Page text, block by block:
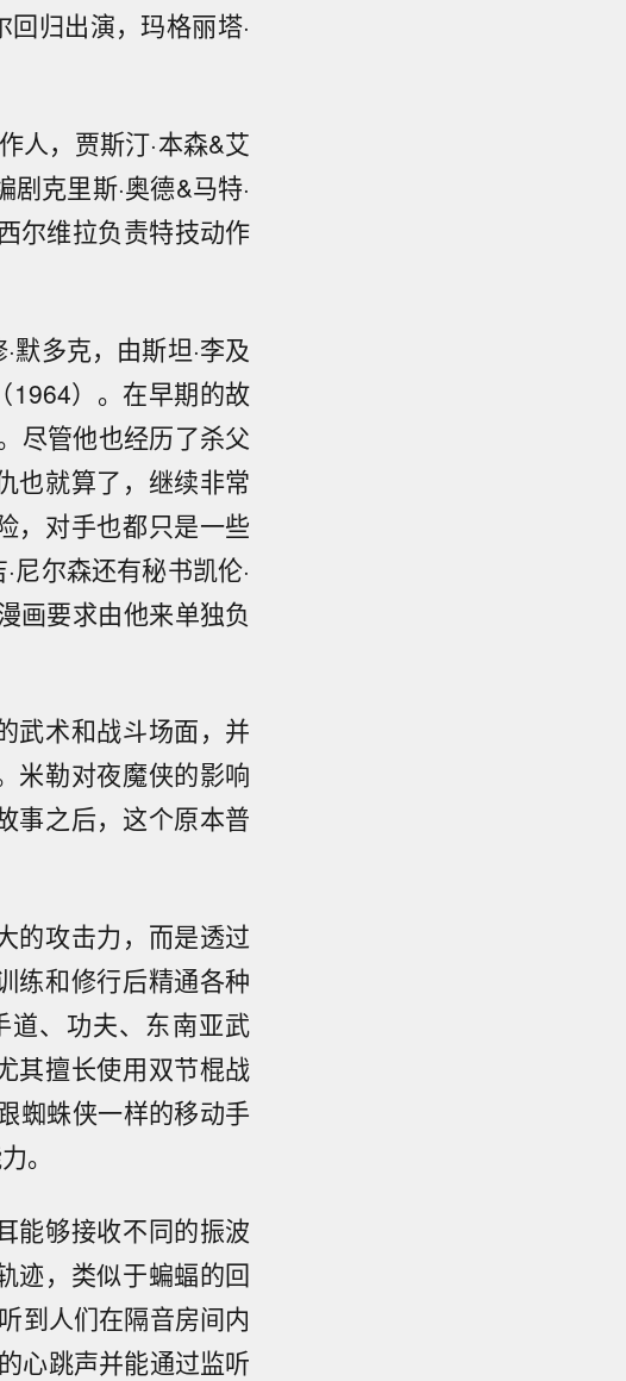
回归出演，玛格丽塔·
人，贾斯汀·本森&艾
克里斯·奥德&马特·
尔维拉负责特技动作
多克，由斯坦·李及
1964）。在早期的故
尽管他也经历了杀父
也就算了，继续非常
，对手也都只是一些
尔森还有秘书凯伦·
画要求由他来单独负
武术和战斗场面，并
米勒对夜魔侠的影响
事之后，这个原本普
的攻击力，而是透过
练和修行后精通各种
、功夫、东南亚武
其擅长使用双节棍战
蜘蛛侠一样的移动手
。
能够接收不同的振波
迹，类似于蝙蝠的回
到人们在隔音房间内
心跳声并能通过监听